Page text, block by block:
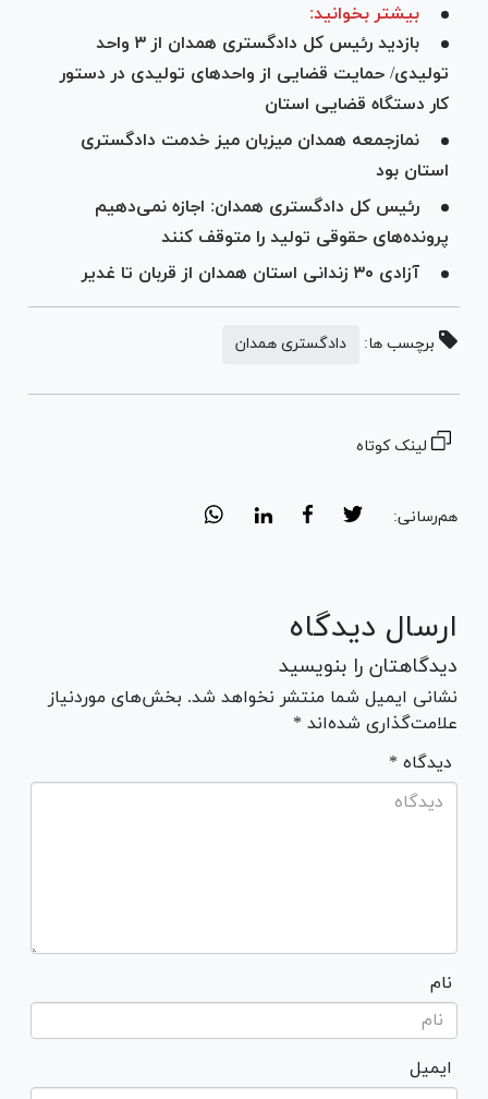
بیشتر بخوانید:
بازدید رئیس کل دادگستری همدان از ۳ واحد
تولیدی/ حمایت قضایی از واحد‌های تولیدی در دستور
کار دستگاه قضایی استان
نمازجمعه همدان میزبان میز خدمت دادگستری
استان بود
رئیس کل دادگستری همدان: اجازه نمی‌دهیم
پرونده‌های حقوقی تولید را متوقف کنند
آزادی ۳۰ زندانی استان همدان از قربان تا غدیر
برچسب ها: دادگستری همدان
لینک کوتاه
هم‌رسانی:
ارسال دیدگاه
دیدگاهتان را بنویسید
نشانی ایمیل شما منتشر نخواهد شد. بخش‌های موردنیاز
علامت‌گذاری شده‌اند *
* دیدگاه
نام
ایمیل